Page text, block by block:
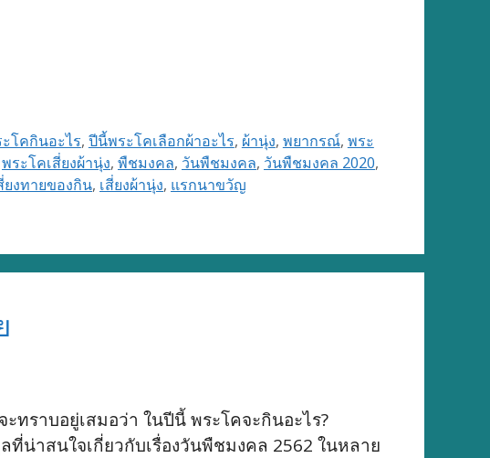
โคกินอะไร, ปีนี้พระโคเลือกผ้าอะไร, ผ้านุ่ง, พยากรณ์, พระ
พระโคเสี่ยงผ้านุ่ง, พืชมงคล, วันพืชมงคล, วันพืชมงคล 2020,
ยงทายของกิน, เสี่ยงผ้านุ่ง, แรกนาขวัญ
ราบอยู่เสมอว่า ในปีนี้ พระโคจะกินอะไร?
ที่น่าสนใจเกี่ยวกับเรื่องวันพืชมงคล 2562 ในหลาย